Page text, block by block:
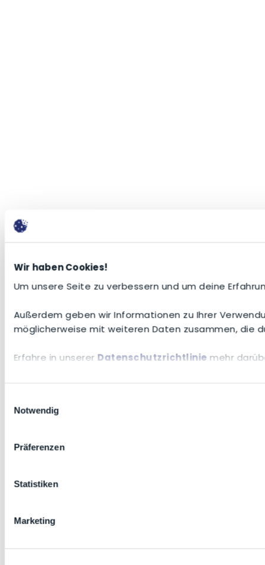
Wir haben Cookies!
Um unsere Seite zu verbessern und um deine
Außerdem geben wir Informationen zu Ihrer
möglicherweise mit weiteren Daten zusammen, die
Erfahre in unserer Datenschutzrichtlinie mehr
Notwendig
Präferenzen
Statistiken
Marketing